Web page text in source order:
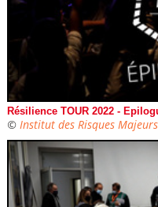
Résilience TOUR 2022 -
© Institut des Risques Majeurs